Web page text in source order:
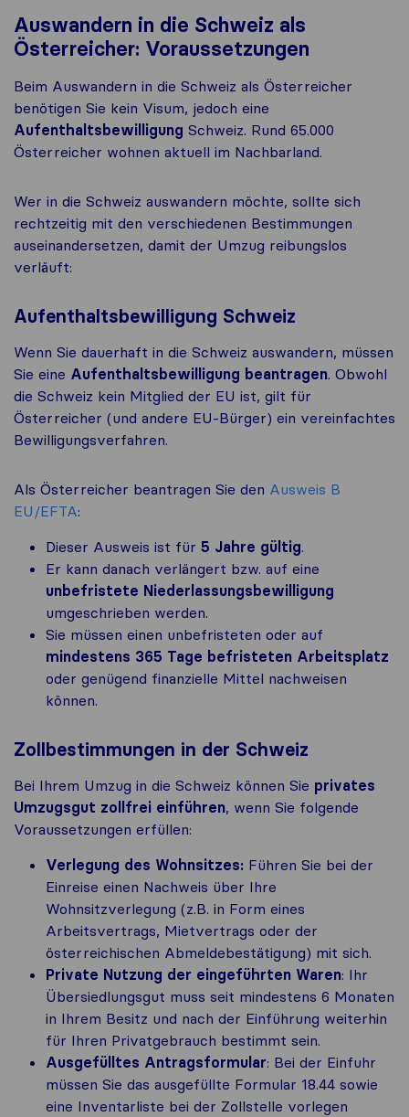
Auswandern in die Schweiz als
Österreicher: Voraussetzungen
Beim Auswandern in die Schweiz als Österreicher
benötigen Sie kein Visum, jedoch eine
Aufenthaltsbewilligung Schweiz. Rund 65.000
Österreicher wohnen aktuell im Nachbarland.
Wer in die Schweiz auswandern möchte, sollte sich
rechtzeitig mit den verschiedenen Bestimmungen
auseinandersetzen, damit der Umzug reibungslos
verläuft:
Aufenthaltsbewilligung Schweiz
Wenn Sie dauerhaft in die Schweiz auswandern, müssen
Sie eine Aufenthaltsbewilligung beantragen. Obwohl
die Schweiz kein Mitglied der EU ist, gilt für
Österreicher (und andere EU-Bürger) ein vereinfachtes
Bewilligungsverfahren.
Als Österreicher beantragen Sie den Ausweis B
EU/EFTA:
Dieser Ausweis ist für 5 Jahre gültig.
Er kann danach verlängert bzw. auf eine
unbefristete Niederlassungsbewilligung
umgeschrieben werden.
Sie müssen einen unbefristeten oder auf
mindestens 365 Tage befristeten Arbeitsplatz
oder genügend finanzielle Mittel nachweisen
können.
Zollbestimmungen in der Schweiz
Bei Ihrem Umzug in die Schweiz können Sie privates
Umzugsgut zollfrei einführen, wenn Sie folgende
Voraussetzungen erfüllen:
Verlegung des Wohnsitzes: Führen Sie bei der
Einreise einen Nachweis über Ihre
Wohnsitzverlegung (z.B. in Form eines
Arbeitsvertrags, Mietvertrags oder der
österreichischen Abmeldebestätigung) mit sich.
Private Nutzung der eingeführten Waren: Ihr
Übersiedlungsgut muss seit mindestens 6 Monaten
in Ihrem Besitz und nach der Einführung weiterhin
für Ihren Privatgebrauch bestimmt sein.
Ausgefülltes Antragsformular: Bei der Einfuhr
müssen Sie das ausgefüllte Formular 18.44 sowie
eine Inventarliste bei der Zollstelle vorlegen